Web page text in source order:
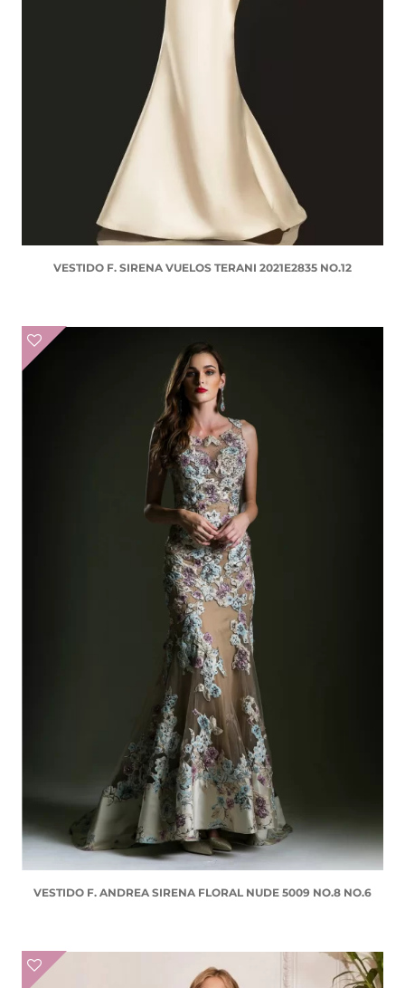
VESTIDO F. SIRENA VUELOS TERANI 2021E2835 NO.12
VESTIDO F. ANDREA SIRENA FLORAL NUDE 5009 NO.8 NO.6